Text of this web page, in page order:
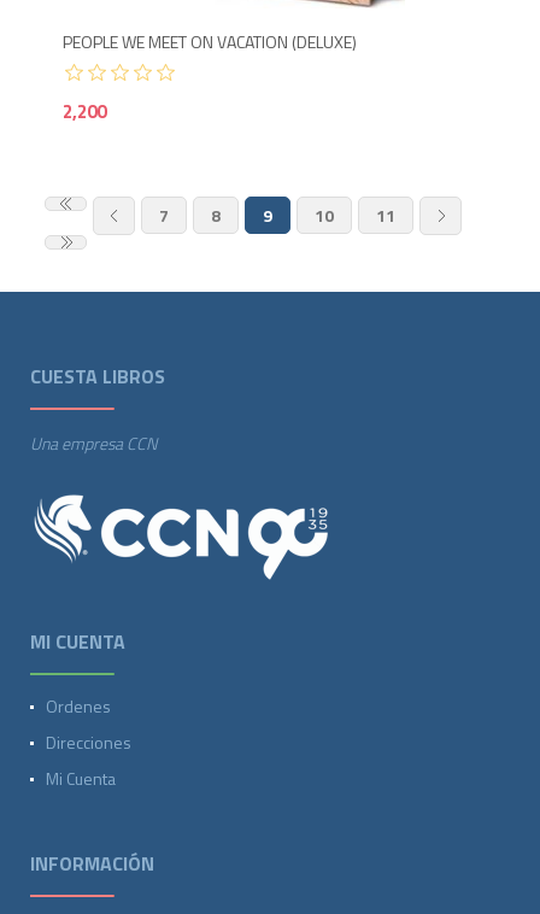
PEOPLE WE MEET ON VACATION (DELUXE)
2,200
7 8 9 10 11
CUESTA LIBROS
Una empresa CCN
MI CUENTA
Ordenes
Direcciones
Mi Cuenta
INFORMACIÓN